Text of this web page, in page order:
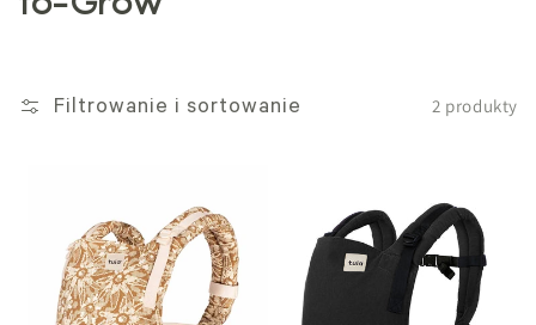
Filtrowanie i sortowanie 2 produkty